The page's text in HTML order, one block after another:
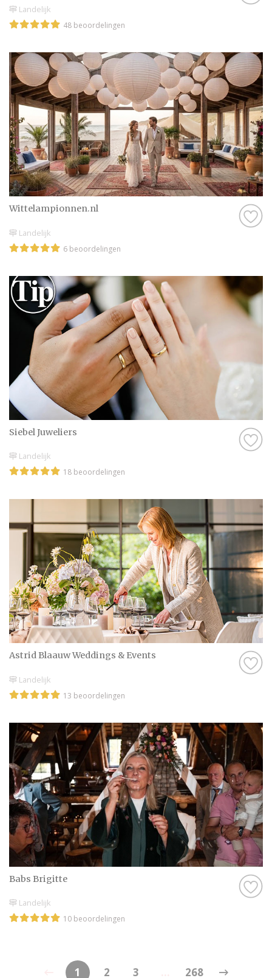
Landelijk
48 beoordelingen
Wittelampionnen.nl
Landelijk
6 beoordelingen
Siebel Juweliers
Landelijk
18 beoordelingen
Astrid Blaauw Weddings & Events
Landelijk
13 beoordelingen
Babs Brigitte
Landelijk
10 beoordelingen
1 2 3 268